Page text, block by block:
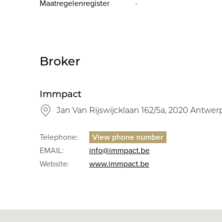
Maatregelenregister -
Broker
Immpact
Jan Van Rijswijcklaan 162/5a, 2020
Telephone:
EMAIL:
info@immpact.be
Website:
www.immpact.be